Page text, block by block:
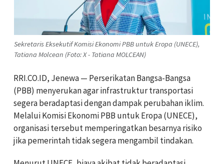
Sekretaris Eksekutif Komisi Ekonomi PBB untuk Eropa (UNECE),
Tatiana Molcean (Foto: X - Tatiana MOLCEAN)
RRI.CO.ID, Jenewa — Perserikatan Bangsa-Bangsa
(PBB) menyerukan agar infrastruktur transportasi
segera beradaptasi dengan dampak perubahan iklim.
Melalui Komisi Ekonomi PBB untuk Eropa (UNECE),
organisasi tersebut memperingatkan besarnya risiko
jika pemerintah tidak segera mengambil tindakan.